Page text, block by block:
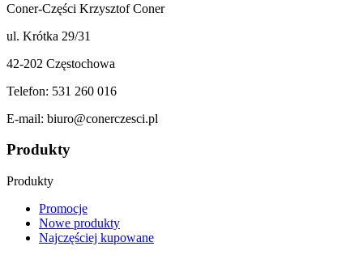
Coner-Części Krzysztof Coner
ul. Krótka 29/31
42-202 Częstochowa
Telefon: 531 260 016
E-mail: biuro@conerczesci.pl
Produkty
Produkty
Promocje
Nowe produkty
Najczęściej kupowane